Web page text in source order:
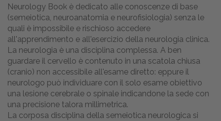
Neurology Book è dedicato alle conoscenze di base
(semeiotica, neuroanatomia e neurofisiologia) senza le
quali è impossibile e rischioso accedere
all'apprendimento e all'esercizio della neurologia clinica.
La neurologia è una disciplina complessa. A ben
guardare il cervello è contenuto in una scatola chiusa
(cranio) non accessibile all'esame diretto: eppure il
neurologo può individuare con il solo esame obiettivo
una lesione cerebrale o spinale indicandone la sede con
una precisione talora millimetrica.
La corposa disciplina della semeiotica neurologica si